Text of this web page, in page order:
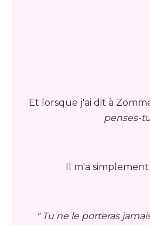
Et lorsque j'ai dit à
penses-
Il m'a
" Tu ne le porteras